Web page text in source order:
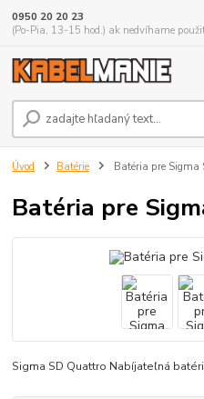
0950 20 20 23
(Po-Pia, 13-15 hod.) ak nedvíhame
Úvod Batérie Batéria pre Sigma
Batéria pre
Sigma SD Quattro Nabíjateľná